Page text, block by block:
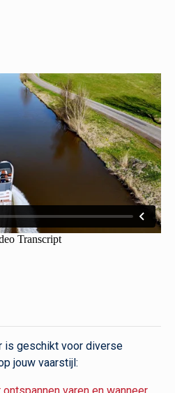
is geschikt voor diverse
jouw vaarstijl: